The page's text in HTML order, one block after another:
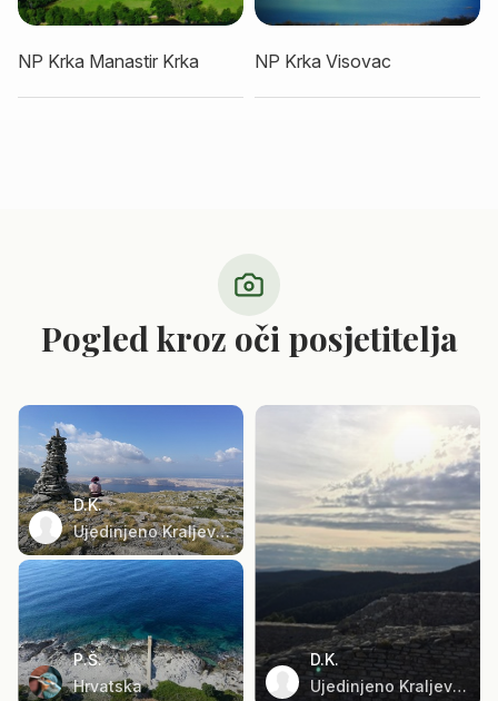
NP Krka Manastir Krka NP Krka Visovac
Pogled kroz oči posjetitelja
D.K.
Ujedinjeno Kraljevstvo
P.Š.
Hrvatska
D.K.
Ujedinjeno Kraljevstvo